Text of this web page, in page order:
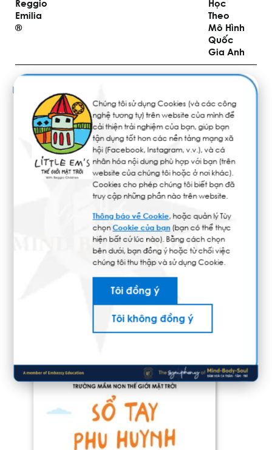
Reggio
Emilia
®️
Học
Theo
Mô Hình
Quốc
Gia Anh
SCHOOL PUBLICATIONS – GÓC NHÌN LITTLE
EM’S QUA TỪNG TRANG VIẾT
Tại Little Em’s, mỗi ấn phẩm là một lát cắt sinh
động, phản ánh tinh thần học thuật, sự sáng tạo
và kết nối cộng đồng của nhà trường. Đó là nơi
lưu giữ những dấu ấn học tập, nghệ thuật và cảm
xúc của học sinh, giáo viên và phụ huynh – những
minh chứng chân thực cho một cộng đồng học
tập đầy cảm hứng và nhân văn.
Khám phá các ấn phẩm của chúng tôi để hiểu
hơn về hành trình kiến tạo thế hệ học sinh tài năng
và tự tin vươn ra thế giới tại Little Em’s.
Chúng tôi sử dụng Cookies (và các công
nghệ tương tự) trên website của mình để
cải thiện trải nghiệm của bạn, giúp bạn
tận dụng tốt hơn các nền tảng mạng xã
hội (Facebook, Instagram, v.v.), và cá
nhân hóa nội dung phù hợp với bạn (trên
website của chúng tôi hoặc ở nơi khác).
Cookies cho phép chúng tôi biết bạn đã
truy cập những phần nào trên website.
Thông báo về Cookie, hoặc quản lý Tùy
chọnCookie của bạn(bạn có thể thực
hiện bất cứ lúc nào). Bằng cách chọn
bên dưới, bạn đồng ý hoặc từ chối việc
chúng tôi thu thập và sử dụng Cookie.
Tôi đồng ý
Tôi không đồng ý